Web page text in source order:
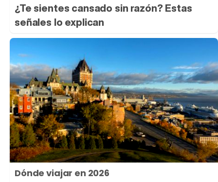
¿Te sientes cansado sin razón? Estas
señales lo explican
Dónde viajar en 2026